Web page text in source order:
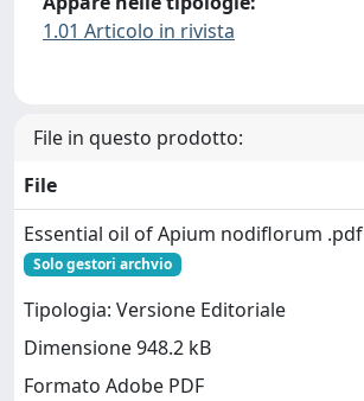
1.01 Articolo in rivista
File in questo prodotto:
File
Essential oil of Apium nodiflorum .pdf
Solo gestori archvio
Tipologia: Versione Editoriale
Dimensione 948.2 kB
Formato Adobe PDF